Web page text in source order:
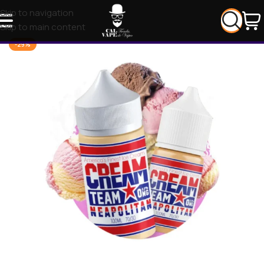
Skip to navigation
Skip to main content
-29%